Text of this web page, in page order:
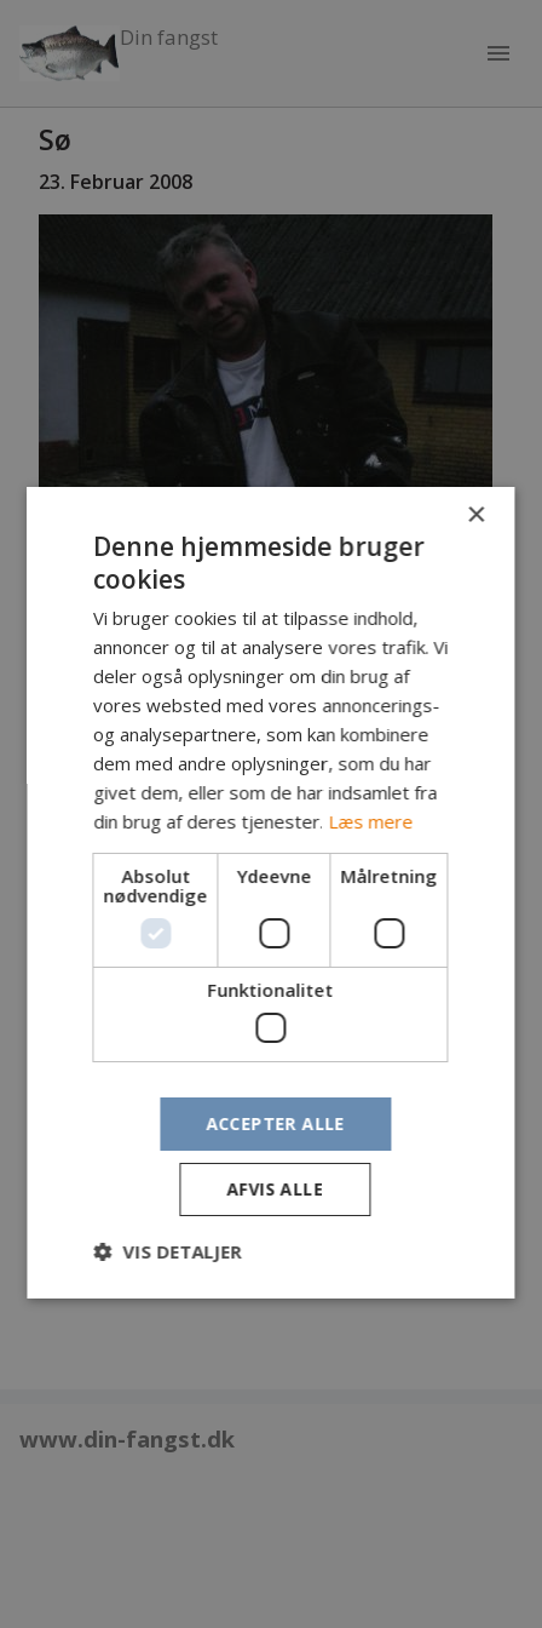
Din fangst
menu
Sø
23. Februar 2008
Fanger:Tomasz Regulski, Rønne
Gedde
Lokalitet:Snorrebakkesøen
Kl. 14.20
Storm Pike 12 cm
Egne kommentarer:
Dagens vejr kl 14.20
Vind. Vest 10 til 12 m/s
Temperatur: 6 til 7 C
Letskyet
1015.6 til 1016.6 hPa
www.din-fangst.dk
×
Denne hjemmeside bruger
cookies
Vi bruger cookies til at tilpasse indhold,
annoncer og til at analysere vores trafik. Vi
deler også oplysninger om din brug af
vores websted med vores annoncerings-
og analysepartnere, som kan kombinere
dem med andre oplysninger, som du har
givet dem, eller som de har indsamlet fra
din brug af deres tjenester. Læs mere
Absolut
nødvendige
Ydeevne Målretning
Funktionalitet
ACCEPTER ALLE
AFVIS ALLE
VIS DETALJER